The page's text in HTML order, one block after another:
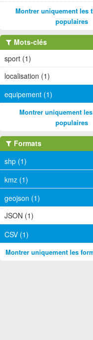
Montrer uniquement les
populaires
Mots-clés
sport (1)
localisation (1)
equipement (1)
Montrer uniquement
populaires
Formats
shp (1)
kmz (1)
geojson (1)
JSON (1)
CSV (1)
Montrer uniquement les